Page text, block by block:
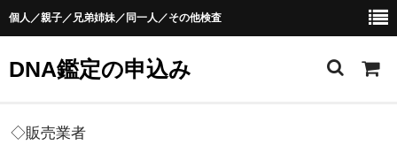
個人／親子／兄弟姉妹／同一人／その他検査
DNA鑑定の申込み
申込みTOP
◇販売業者